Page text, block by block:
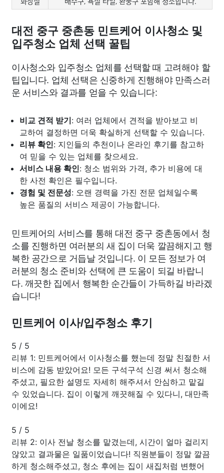
대전 중구 중촌동 민트케어 이사청소 및
입주청소 업체 선택 꿀팁
이사청소와 입주청소 업체를 선택할 때 고려해야 할
팁입니다. 업체 선택은 신중하게 진행해야 만족스러
운 서비스와 결과를 얻을 수 있습니다:
비교 견적 받기: 여러 업체에서 견적을 받아보고 비
교하여 결정하면 더욱 확실하게 선택할 수 있습니다.
리뷰 확인: 지인들의 추천이나 온라인 후기를 참고하
여 믿을 수 있는 업체를 찾으세요.
서비스 내용 확인: 청소 범위와 가격, 추가 비용에 대
한 사전 확인은 필수입니다.
경험 및 전문성: 오랜 경력을 가진 전문 업체일수록
높은 품질의 서비스 제공이 가능합니다.
민트케어의 서비스를 통해 대전 중구 중촌동에서 청
소를 진행하면 여러분의 새 집이 더욱 깔끔해지고 행
복한 공간으로 거듭날 것입니다. 이 모든 정보가 여
러분의 청소 준비와 선택에 큰 도움이 되길 바랍니
다. 깨끗한 집에서 행복한 순간들이 가득하길 바라겠
습니다!
민트케어 이사/입주청소 후기
5 / 5
리뷰 1: 민트케어에서 이사청소를 했는데 정말 친절한 서
비스에 감동 받았어요! 모든 구석구석 신경 써서 청소해
주셨고, 필요한 설명도 자세히 해주셔서 안심하고 맡길
수 있었습니다. 집이 이렇게 깨끗해질 수 있다니, 대만족
이에요!
5 / 5
리뷰 2: 이사 전날 청소를 맡겼는데, 시간이 얼마 걸리지
않았고 결과물은 일품이었습니다! 직원분들이 정말 깔끔
하게 청소해주셨고, 청소 후에는 집이 새집처럼 변했어